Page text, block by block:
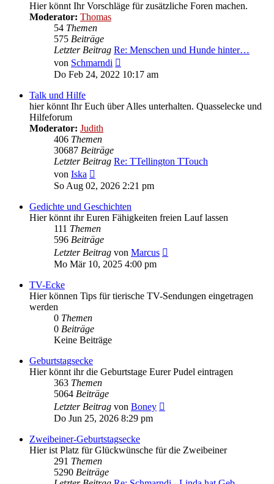
Hier könnt Ihr Vorschläge für zusätzliche Foren machen.
Moderator: Thomas
54 Themen
575 Beiträge
Letzter Beitrag Re: Menschen und Hunde hinter…
von Schmarndi
Beitrag
Do Feb 24, 2022 10:17 am
Talk und Hilfe
hier könnt Ihr Euch über Alles unterhalten. Quasselecke und
Hilfeforum
Moderator: Judith
406 Themen
30687 Beiträge
Letzter Beitrag Re: TTellington TTouch
von Iska
Beitrag
So Aug 02, 2026 2:21 pm
Gedichte und Geschichten
Hier könnt ihr Euren Fähigkeiten freien Lauf lassen
111 Themen
596 Beiträge
Letzter Beitrag von Marcus
Mo Mär 10, 2025 4:00 pm
TV-Ecke
Hier können Tips für tierische TV-Sendungen eingetragen
werden
0 Themen
0 Beiträge
Keine Beiträge
Geburtstagsecke
Hier könnt ihr die Geburtstage Eurer Pudel eintragen
363 Themen
5064 Beiträge
Letzter Beitrag von Boney
Do Jun 25, 2026 8:29 pm
Zweibeiner-Geburtstagsecke
Hier ist Platz für Glückwünsche für die Zweibeiner
291 Themen
5290 Beiträge